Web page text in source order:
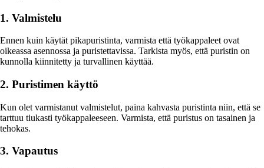
1. Valmistelu
Ennen kuin käytät pikapuristinta, varmista että työkappaleet ovat
oikeassa asennossa ja puristettavissa. Tarkista myös, että puristin on
kunnolla kiinnitetty ja turvallinen käyttää.
2. Puristimen käyttö
Kun olet varmistanut valmistelut, paina kahvasta puristinta niin, että se
tarttuu tiukasti työkappaleeseen. Varmista, että puristus on tasainen ja
tehokas.
3. Vapautus